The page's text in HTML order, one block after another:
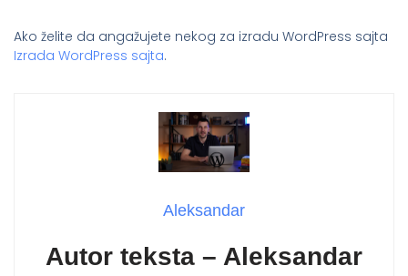
Ako želite da angažujete nekog za izradu WordPress sajta
Izrada WordPress sajta.
Aleksandar
Autor teksta – Aleksandar